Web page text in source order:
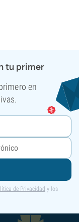
tu primer
en
de Privacidad y los